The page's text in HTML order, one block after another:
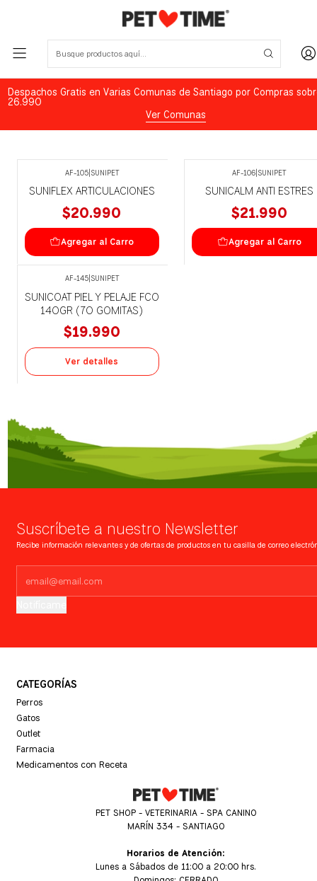
Despachos Gratis en Varias Comunas de Santiago por Compras
26.990
Ver Comunas
AF-105|SUNIPET
SUNIFLEX ARTICULACIONES
$20.990
Agregar al Carro
AF-106|SUNIPET
SUNICALM ANTI ESTRES
$21.990
Agregar al Carro
AF-145| SUNIPET
SUNICOAT PIEL Y PELAJE FCO
140GR (70 GOMITAS)
$19.990
Ver detalles
Suscríbete a nuestro Newsletter
Recibe información relevantes y de ofertas de productos en tu casilla de correo
CATEGORÍAS
Perros
Gatos
Outlet
Farmacia
Medicamentos con Receta
PET SHOP - VETERINARIA - SPA CANINO
MARÍN 334 - SANTIAGO
Horarios de Atención:
Lunes a Sábados de 11:00 a 20:00 hrs.